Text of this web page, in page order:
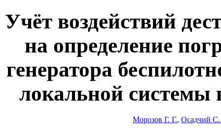
Учёт воздействий
на определение
генератора
локальной системы
Морозов Г. Г., Осадчий